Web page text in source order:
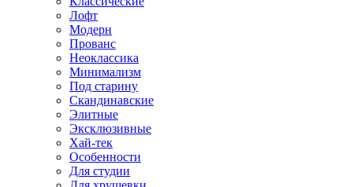
Лофт
Модерн
Прованс
Неоклассика
Минимализм
Под старину
Скандинавские
Элитные
Эксклюзивные
Хай-тек
Особенности
Для студии